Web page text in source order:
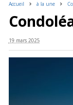
Accueil à la une
19 mars 2025